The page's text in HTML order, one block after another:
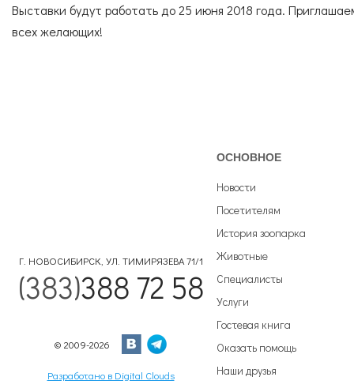
Выставки будут работать до 25 июня 2018 года.
всех желающих!
Г. НОВОСИБИРСК, УЛ. ТИМИРЯЗЕВА 71/1
(383)388 72 58
© 2009-2026
Разработано в Digital Clouds
ОСНОВНОЕ
Новости
Посетителям
История зоопарка
Животные
Специалисты
Услуги
Гостевая книга
Оказать помощь
Наши друзья